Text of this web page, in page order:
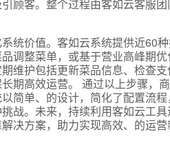
顾客。整个过程由客如云客服
系统价值。客如云系统提供近60
调整菜单，或基于营业高峰期
维护包括更新菜品信息、检查
期高效运营。 通过以上步骤，
简单、的设计，简化了配置流
战。未来，持续利用客如云工
决方案，助力实现高效、的运营